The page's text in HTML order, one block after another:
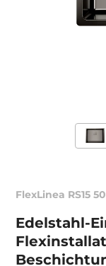
FlexLinea RS15
Edelstahl-